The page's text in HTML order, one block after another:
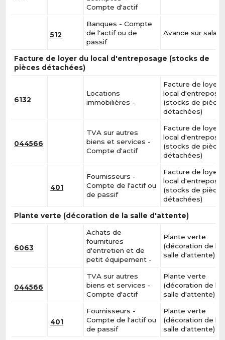
Compte d'actif
512
Banques - Compte
de l'actif ou de
passif
Avance sur
Facture de loyer du local d'entreposage (stocks de
pièces détachées)
6132
Locations
immobilières -
Facture de loyer
local
(stocks de
détachées)
044566
TVA sur autres
biens et services -
Compte d'actif
Facture de loyer
local
(stocks de
détachées)
401
Fournisseurs -
Compte de l'actif ou
de passif
Facture de loyer
local
(stocks de
détachées)
Plante verte (décoration de la salle d'attente)
6063
Achats de
fournitures
d'entretien et de
petit équipement -
Plante verte
(décoration de la
salle d'attente)
044566
TVA sur autres
biens et services -
Compte d'actif
Plante verte
(décoration de la
salle d'attente)
401
Fournisseurs -
Compte de l'actif ou
de passif
Plante verte
(décoration de la
salle d'attente)